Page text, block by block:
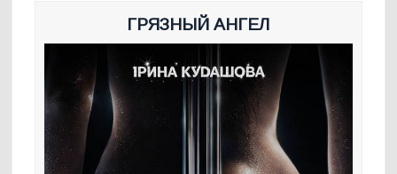
ГРЯЗНЫЙ АНГЕЛ